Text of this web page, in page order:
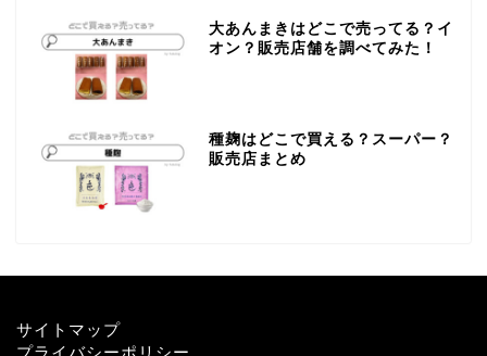
大あんまきはどこで売ってる？イ
オン？販売店舗を調べてみた！
種麹はどこで買える？スーパー？
販売店まとめ
サイトマップ
プライバシーポリシー